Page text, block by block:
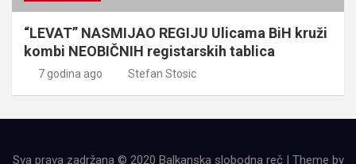
“LEVAT” NASMIJAO REGIJU Ulicama BiH kruži
kombi NEOBIČNIH registarskih tablica
7 godina ago Stefan Stosic
Sva prava zadržana © 2020 Balkanska slobodna reč | Theme by